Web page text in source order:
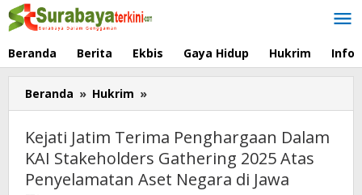
Lewati
ke
Beranda Berita Ekbis Gaya Hidup Hukrim Info
Beranda » Hukrim »
Jatim
Penghargaan
Dalam
KAI
Kejati Jatim Terima Penghargaan Dalam
KAI Stakeholders Gathering 2025 Atas
Penyelamatan Aset Negara di Jawa